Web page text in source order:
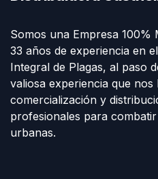
Somos una Empresa 100%
33 años de experiencia en
Integral de Plagas, al paso
valiosa experiencia que
comercialización y
profesionales para
urbanas.